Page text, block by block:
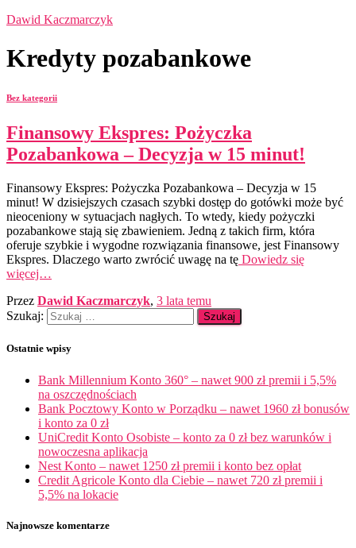
Dawid Kaczmarczyk
Kredyty pozabankowe
Bez kategorii
Finansowy Ekspres: Pożyczka
Pozabankowa – Decyzja w 15 minut!
Finansowy Ekspres: Pożyczka Pozabankowa – Decyzja w 15
minut! W dzisiejszych czasach szybki dostęp do gotówki może być
nieoceniony w sytuacjach nagłych. To wtedy, kiedy pożyczki
pozabankowe stają się zbawieniem. Jedną z takich firm, która
oferuje szybkie i wygodne rozwiązania finansowe, jest Finansowy
Ekspres. Dlaczego warto zwrócić uwagę na tę Dowiedz się
więcej…
Przez Dawid Kaczmarczyk, 3 lata temu
Szukaj:
Ostatnie wpisy
Bank Millennium Konto 360° – nawet 900 zł premii i 5,5%
na oszczędnościach
Bank Pocztowy Konto w Porządku – nawet 1960 zł bonusów
i konto za 0 zł
UniCredit Konto Osobiste – konto za 0 zł bez warunków i
nowoczesna aplikacja
Nest Konto – nawet 1250 zł premii i konto bez opłat
Credit Agricole Konto dla Ciebie – nawet 720 zł premii i
5,5% na lokacie
Najnowsze komentarze